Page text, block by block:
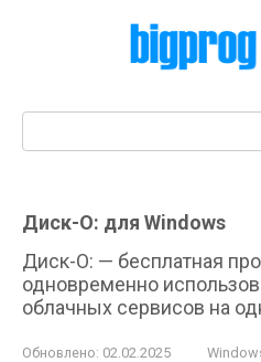
Поиск:
Диск-О: для Windows
Диск-О: — бесплатная
одновременно
облачных сервисов на
Обновлено: 02.02.2025